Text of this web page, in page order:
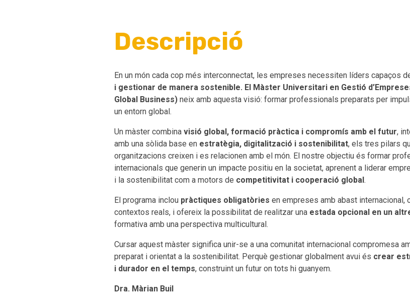
Descripció
En un món cada cop més interconnectat, les empreses necessiten líders capaços
i gestionar de manera sostenible. El Màster Universitari en Gestió
Global Business) neix amb aquesta visió: formar professionals preparats per
un entorn global.
Un màster combina visió global, formació pràctica i compromís amb el futur,
amb una sòlida base en estratègia, digitalització i sostenibilitat, els tres pilars
organitzacions creixen i es relacionen amb el món. El nostre objectiu és formar
internacionals que generin un impacte positiu en la societat, aprenent a liderar
i la sostenibilitat com a motors de competitivitat i cooperació global.
El programa inclou pràctiques obligatòries en empreses amb abast
contextos reals, i ofereix la possibilitat de realitzar una estada opcional en un
formativa amb una perspectiva multicultural.
Cursar aquest màster significa unir-se a una comunitat internacional compromesa
preparat i orientat a la sostenibilitat. Perquè gestionar globalment avui és crear
i durador en el temps, construint un futur on tots hi guanyem.
Dra. Màrian Buil